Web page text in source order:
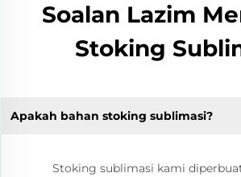
Soalan Lazim
Stoking
Apakah bahan stoking sublimasi?
Stoking sublimasi kami